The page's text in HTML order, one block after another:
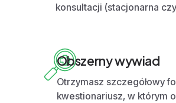
konsultacji (stacjonarna
Obszerny wywiad
Otrzymasz szczegółowy
kwestionariusz, w którym